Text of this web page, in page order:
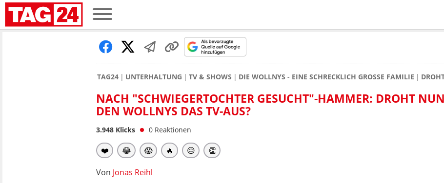
TAG24 UNTERHALTUNG TV & SHOWS DIE WOLLNYS - EINE SCHRECKLICH GROSSE FAMILIE
NACH "SCHWIEGERTOCHTER GESUCHT"-HAMMER: DROHT
DEN WOLLNYS DAS TV-AUS?
3.948 Klicks 0 Reaktionen
❤️ 😂 😱 🔥 😥 👏
Von Jonas Reihl